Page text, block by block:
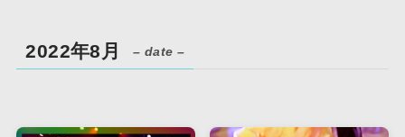
2022年8月 – date –